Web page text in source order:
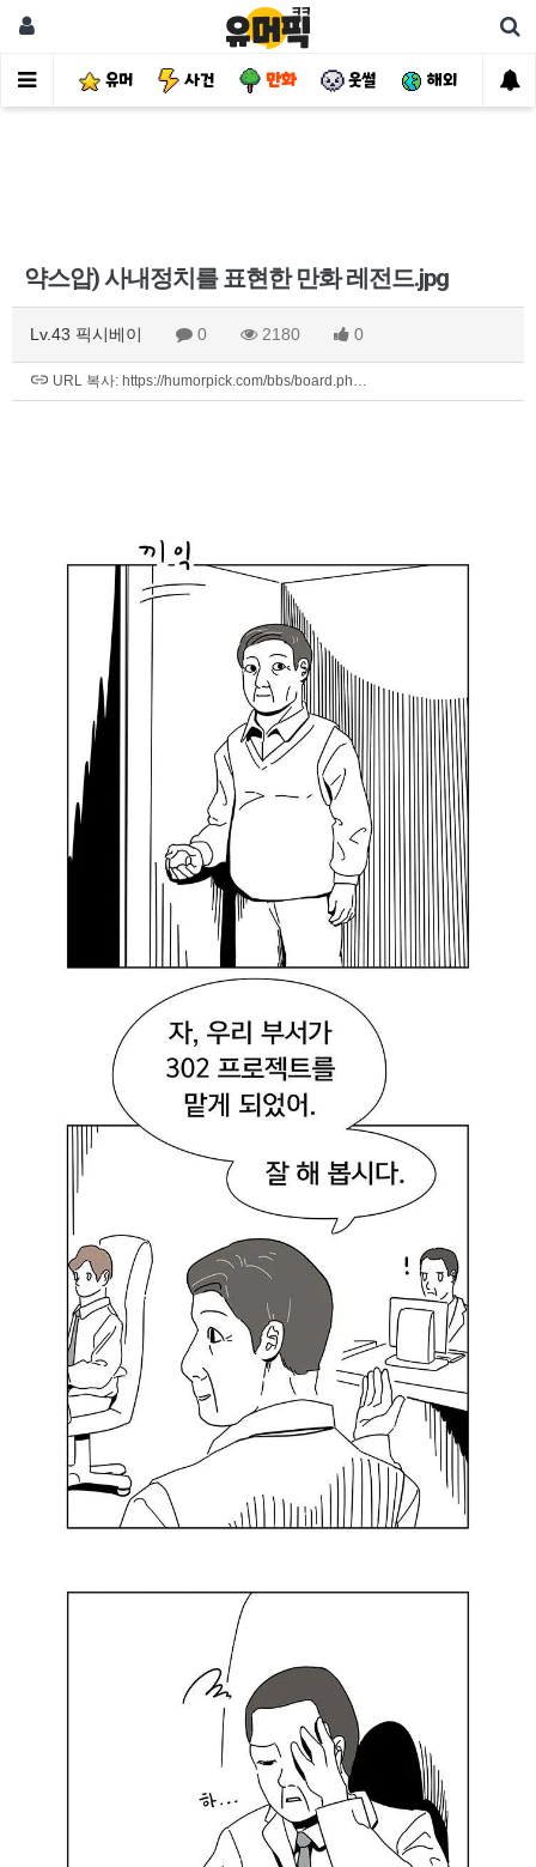
유머 사건 만화 웃썰 해외 핫
약스압) 사내정치를 표현한 만화 레전드.jpg
Lv.43 픽시베이 0 2180 0
URL 복사: https://humorpick.com/bbs/board.ph…